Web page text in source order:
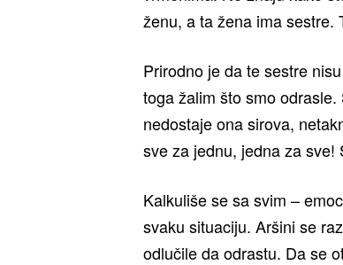
ženu, a ta žena ima sestre.
Prirodno je da te sestre
toga žalim što smo
nedostaje ona sirova,
sve za jednu, jedna za
Kalkuliše se sa svim –
svaku situaciju. Aršini se
odlučile da odrastu. Da se